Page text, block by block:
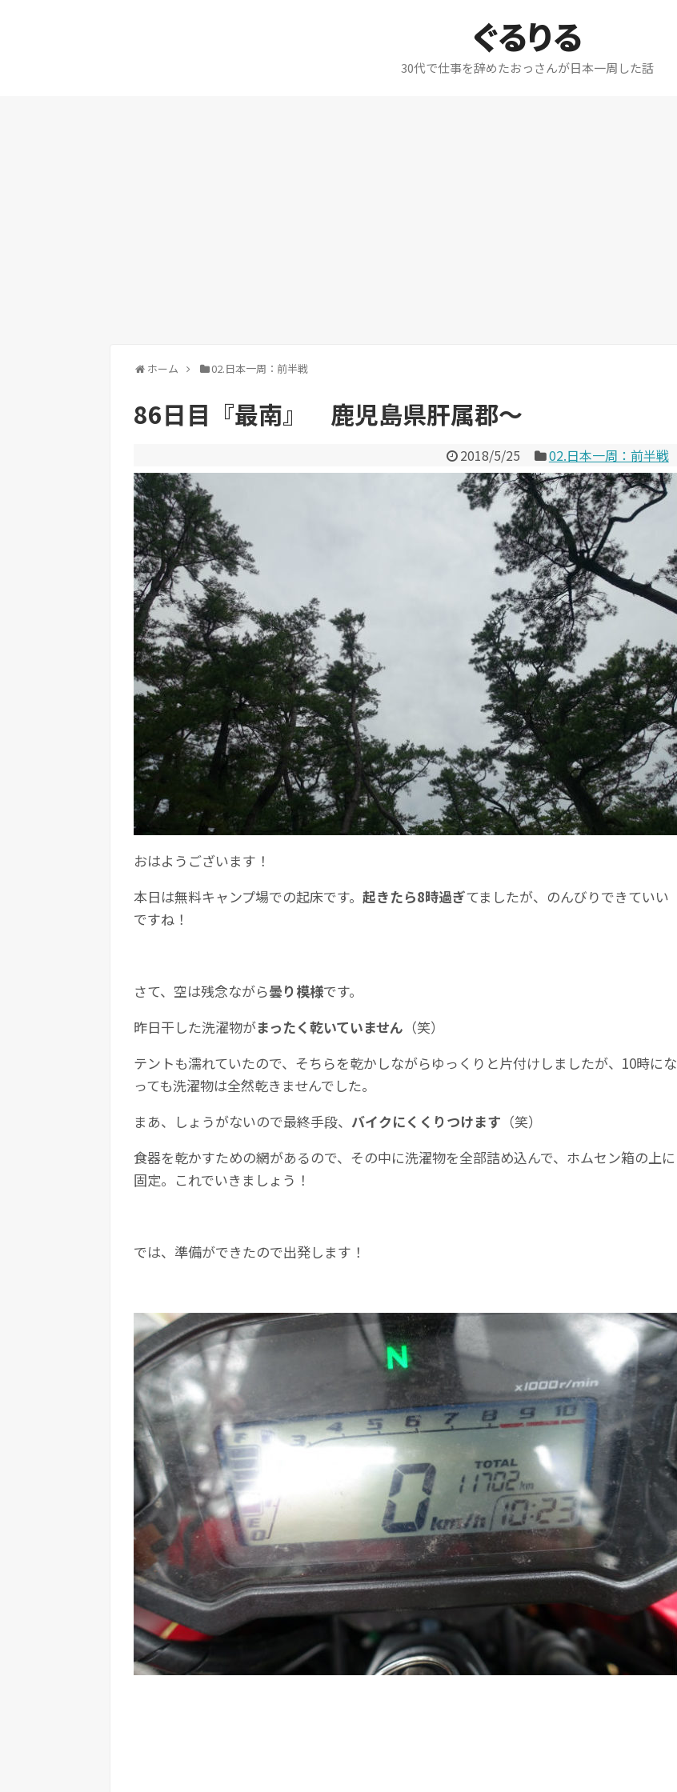
ぐるりる
30代で仕事を辞めたおっさんが日本一周した話
ホーム 02.日本一周：前半戦
86日目『最南』 鹿児島県肝属郡～
2018/5/25 02.日本一周：前半戦
おはようございます！
本日は無料キャンプ場での起床です。 起きたら8時過ぎてましたが、のんびりできていい
ですね！
さて、空は残念ながら曇り模様です。
昨日干した洗濯物がまったく乾いていません （笑）
テントも濡れていたので、そちらを乾かしながらゆっくりと片付けしましたが、10時にな
っても洗濯物は全然乾きませんでした。
まあ、しょうがないので最終手段、 バイクにくくりつけます （笑）
食器を乾かすための網があるので、その中に洗濯物を全部詰め込んで、ホムセン箱の上に
固定。これでいきましょう！
では、準備ができたので出発します！